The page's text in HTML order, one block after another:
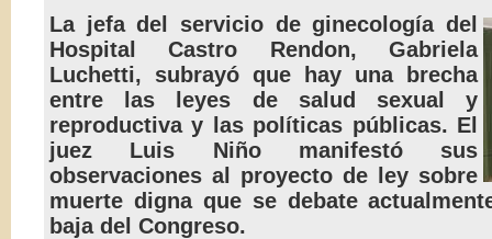
La jefa del servicio de ginecología del
Hospital Castro Rendon, Gabriela
Luchetti, subrayó que hay una brecha
entre las leyes de salud sexual y
reproductiva y las políticas públicas. El
juez Luis Niño manifestó sus
observaciones al proyecto de ley sobre
muerte digna que se debate
baja del Congreso.